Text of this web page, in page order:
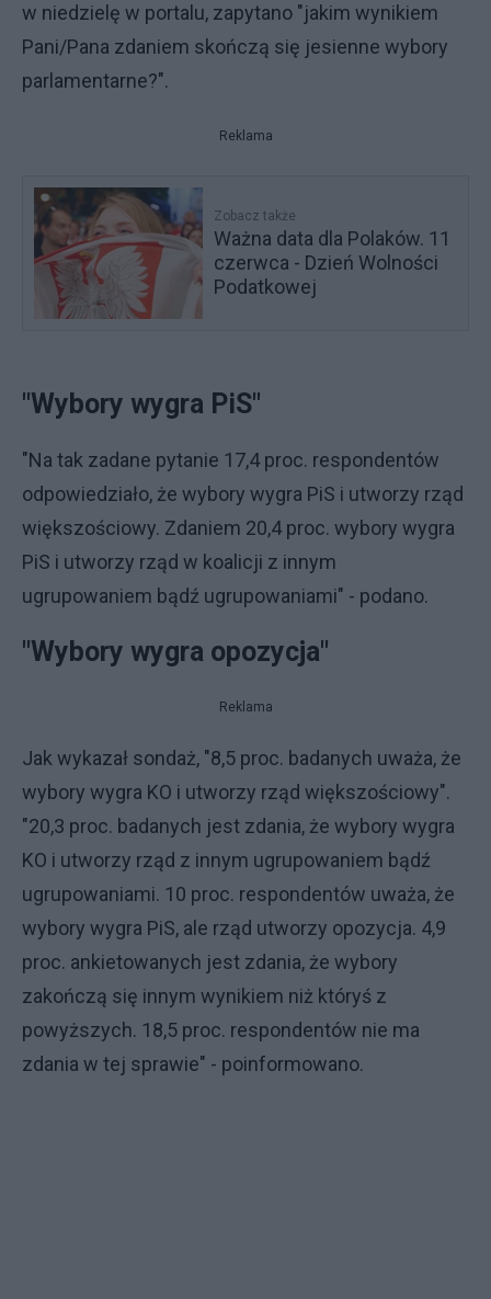
w niedzielę w portalu, zapytano "jakim wynikiem
Pani/Pana zdaniem skończą się jesienne wybory
parlamentarne?".
Reklama
Zobacz także
Ważna data dla Polaków. 11
czerwca - Dzień Wolności
Podatkowej
"Wybory wygra PiS"
"Na tak zadane pytanie 17,4 proc. respondentów
odpowiedziało, że wybory wygra PiS i utworzy rząd
większościowy. Zdaniem 20,4 proc. wybory wygra
PiS i utworzy rząd w koalicji z innym
ugrupowaniem bądź ugrupowaniami" - podano.
"Wybory wygra opozycja"
Reklama
Jak wykazał sondaż, "8,5 proc. badanych uważa, że
wybory wygra KO i utworzy rząd większościowy".
"20,3 proc. badanych jest zdania, że wybory wygra
KO i utworzy rząd z innym ugrupowaniem bądź
ugrupowaniami. 10 proc. respondentów uważa, że
wybory wygra PiS, ale rząd utworzy opozycja. 4,9
proc. ankietowanych jest zdania, że wybory
zakończą się innym wynikiem niż któryś z
powyższych. 18,5 proc. respondentów nie ma
zdania w tej sprawie" - poinformowano.